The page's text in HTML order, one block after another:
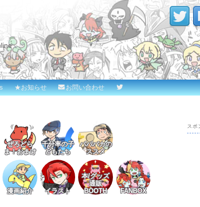
★お知らせ お問い合わせ
ぜろどら
ま！おまけ
千分率の子
どもたち
パパバカの
ススメ
漫画紹介 イラスト
本/グッズ
通販
BOOTH
FANBOX
スポ